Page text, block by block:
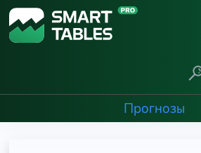
Прогнозы